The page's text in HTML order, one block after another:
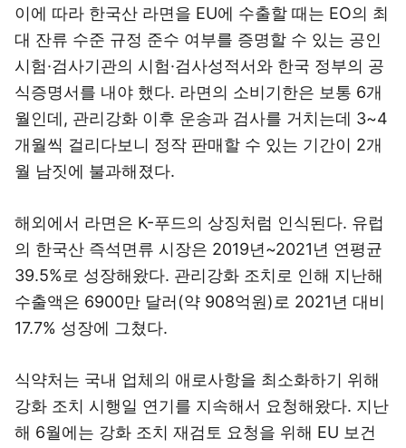
이에 따라 한국산 라면을 EU에 수출할 때는 EO의 최
대 잔류 수준 규정 준수 여부를 증명할 수 있는 공인
시험·검사기관의 시험·검사성적서와 한국 정부의 공
식증명서를 내야 했다. 라면의 소비기한은 보통 6개
월인데, 관리강화 이후 운송과 검사를 거치는데 3~4
개월씩 걸리다보니 정작 판매할 수 있는 기간이 2개
월 남짓에 불과해졌다.
해외에서 라면은 K-푸드의 상징처럼 인식된다. 유럽
의 한국산 즉석면류 시장은 2019년~2021년 연평균
39.5%로 성장해왔다. 관리강화 조치로 인해 지난해
수출액은 6900만 달러(약 908억원)로 2021년 대비
17.7% 성장에 그쳤다.
식약처는 국내 업체의 애로사항을 최소화하기 위해
강화 조치 시행일 연기를 지속해서 요청해왔다. 지난
해 6월에는 강화 조치 재검토 요청을 위해 EU 보건